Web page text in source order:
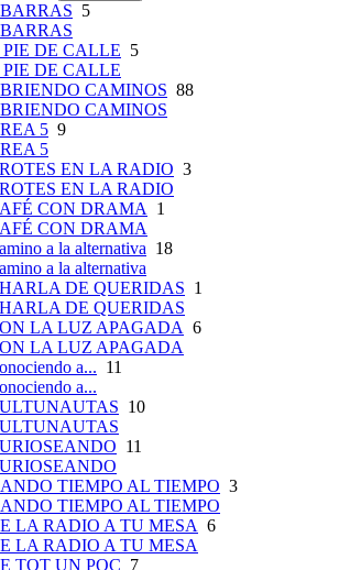
5
PIE DE CALLE 5
PIE DE CALLE
CAMINOS 88
CAMINOS
5 9
5
EN LA RADIO 3
EN LA RADIO
CON DRAMA 1
CON DRAMA
a la alternativa 18
a la alternativa
DE QUERIDAS 1
DE QUERIDAS
LA LUZ APAGADA 6
LA LUZ APAGADA
a... 11
a...
10
11
TIEMPO AL TIEMPO 3
TIEMPO AL TIEMPO
LA RADIO A TU MESA 6
LA RADIO A TU MESA
TOT UN POC 7